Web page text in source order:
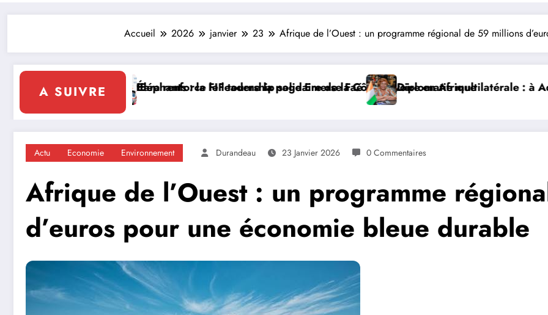
Accueil 2026 janvier 23 Afrique de l’Ouest : un programme régional de 59 millions
A SUIVRE
renforce le leadership solidaire de la Côte d’Ivoire en Afrique
Éléphants : la FIF tourne la page Emerse Faé Diplomatie multilatérale : à Addis-Abeba, SE Mme 𝐉𝐎𝐉
Actu Economie Environnement Durandeau 23 Janvier 2026 0 Commentaires
Afrique de l’Ouest : un programme
d’euros pour une économie bleue durable